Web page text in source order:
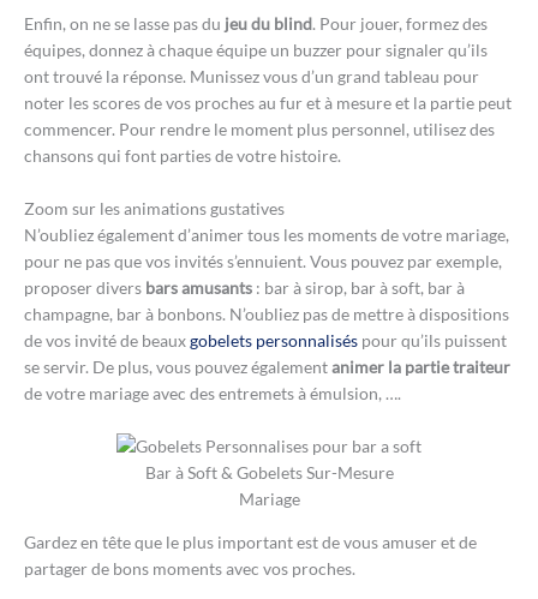
Enfin, on ne se lasse pas du jeu du blind. Pour jouer, formez des
équipes, donnez à chaque équipe un buzzer pour signaler qu’ils
ont trouvé la réponse. Munissez vous d’un grand tableau pour
noter les scores de vos proches au fur et à mesure et la partie peut
commencer. Pour rendre le moment plus personnel, utilisez des
chansons qui font parties de votre histoire.
Zoom sur les animations gustatives
N’oubliez également d’animer tous les moments de votre mariage,
pour ne pas que vos invités s’ennuient. Vous pouvez par exemple,
proposer divers bars amusants : bar à sirop, bar à soft, bar à
champagne, bar à bonbons. N’oubliez pas de mettre à dispositions
de vos invité de beauxgobelets personnalisés pour qu’ils puissent
se servir. De plus, vous pouvez égalementanimer la partie traiteur
de votre mariage avec des entremets à émulsion, ….
Bar à Soft & Gobelets Sur-Mesure
Mariage
Gardez en tête que le plus important est de vous amuser et de
partager de bons moments avec vos proches.